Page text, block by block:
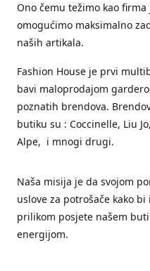
Ono čemu težimo kao
omogućimo maksimalno
naših artikala.
Fashion House je prvi
bavi maloprodajom
poznatih brendova.
butiku su : Coccinelle, Liu
Alpe, i mnogi drugi.
Naša misija je da svojom
uslove za potrošače kako
prilikom posjete našem
energijom.